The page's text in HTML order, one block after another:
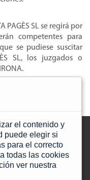
PAGÈS SL se regirá por
competentes para
se pudiese suscitar
SL, los juzgados o
el contenido y
puede elegir si
para el correcto
todas las cookies
ver nuestra